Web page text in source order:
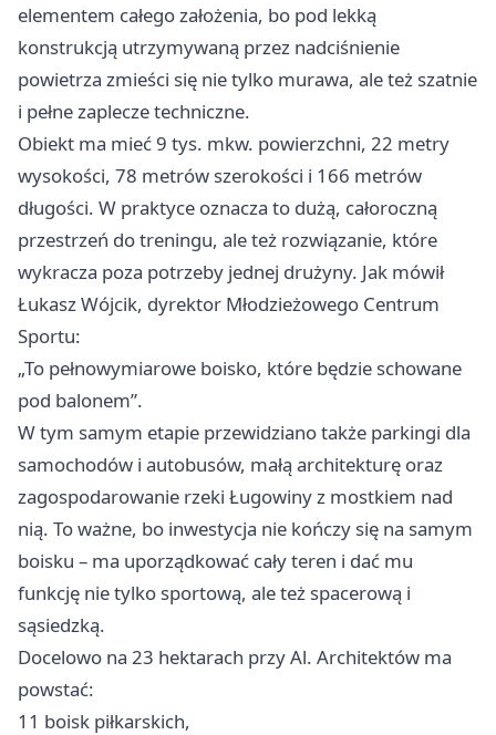
elementem całego założenia, bo pod lekką
konstrukcją utrzymywaną przez nadciśnienie
powietrza zmieści się nie tylko murawa, ale też szatnie
i pełne zaplecze techniczne.
Obiekt ma mieć 9 tys. mkw. powierzchni, 22 metry
wysokości, 78 metrów szerokości i 166 metrów
długości. W praktyce oznacza to dużą, całoroczną
przestrzeń do treningu, ale też rozwiązanie, które
wykracza poza potrzeby jednej drużyny. Jak mówił
Łukasz Wójcik, dyrektor Młodzieżowego Centrum
Sportu:
„To pełnowymiarowe boisko, które będzie schowane
pod balonem”.
W tym samym etapie przewidziano także parkingi dla
samochodów i autobusów, małą architekturę oraz
zagospodarowanie rzeki Ługowiny z mostkiem nad
nią. To ważne, bo inwestycja nie kończy się na samym
boisku – ma uporządkować cały teren i dać mu
funkcję nie tylko sportową, ale też spacerową i
sąsiedzką.
Docelowo na 23 hektarach przy Al. Architektów ma
powstać:
11 boisk piłkarskich,